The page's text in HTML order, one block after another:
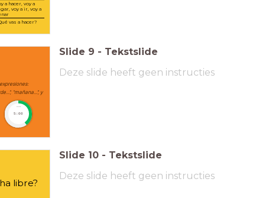
a hacer, voy a
voy a ir, voy a
vas a hacer?
"mañana...", y
timer
5:00
Slide 9 - Tekstslide
Deze slide heeft geen instructies
libre?
Slide 10 - Tekstslide
Deze slide heeft geen instructies